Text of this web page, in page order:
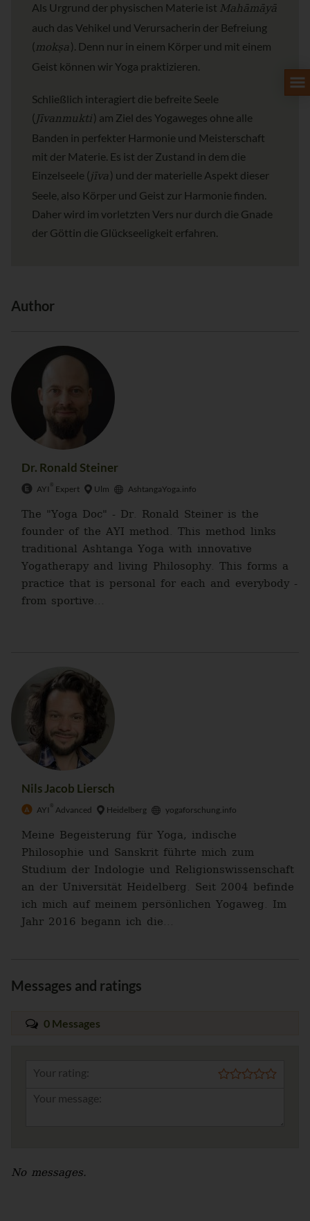
Als Urgrund der physischen Materie ist Mahāmāyā
auch das Vehikel und Verursacherin der Befreiung
(mokṣa ). Denn nur in einem Körper und mit einem
Geist können wir Yoga praktizieren.
Schließlich interagiert die befreite Seele
(Jīvanmukti) am Ziel des Yogaweges ohne alle
Banden in perfekter Harmonie und Meisterschaft
mit der Materie. Es ist der Zustand in dem die
Einzelseele (jīva ) und der materielle Aspekt dieser
Seele, also Körper und Geist zur Harmonie finden.
Daher wird im vorletzten Vers nur durch die Gnade
der Göttin die Glückseeligkeit erfahren.
Author
Dr. Ronald Steiner
AYI ® Expert Ulm AshtangaYoga.info
The "Yoga Doc" - Dr. Ronald Steiner is the
founder of the AYI method. This method links
traditional Ashtanga Yoga with innovative
Yogatherapy and living Philosophy. This forms a
practice that is personal for each and everybody -
from sportive...
Nils Jacob Liersch
AYI ® Advanced Heidelberg yogaforschung.info
Meine Begeisterung für Yoga, indische
Philosophie und Sanskrit führte mich zum
Studium der Indologie und Religionswissenschaft
an der Universität Heidelberg. Seit 2004 befinde
ich mich auf meinem persönlichen Yogaweg. Im
Jahr 2016 begann ich die...
Messages and ratings
0 Messages
Your rating:
No messages.